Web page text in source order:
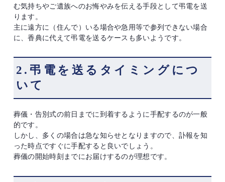
む気持ちやご遺族へのお悔やみを伝える手段として弔電を送
ります。
主に遠方に（住んで）いる場合や急用等で参列できない場合
に、香典に代えて弔電を送るケースも多いようです。
2.弔電を送るタイミングにつ
いて
葬儀・告別式の前日までに到着するように手配するのが一般
的です。
しかし、多くの場合は急な知らせとなりますので、訃報を知
った時点ですぐに手配すると良いでしょう。
葬儀の開始時刻までにお届けするのが理想です。